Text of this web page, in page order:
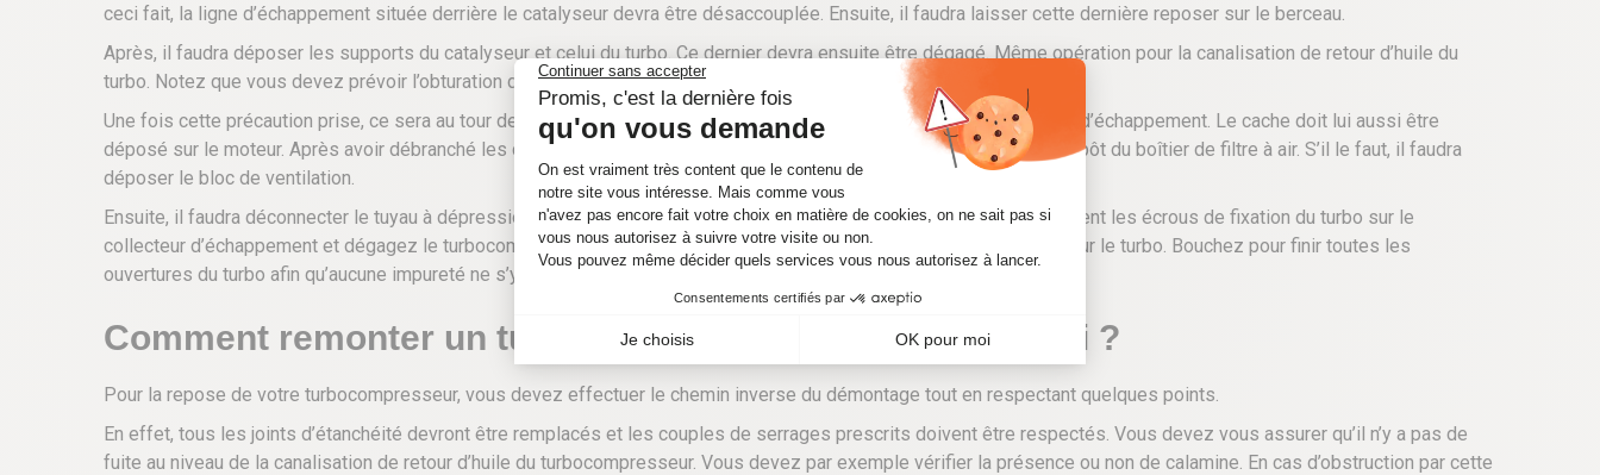
ceci fait, la ligne d’échappement située derrière le catalyseur devra être désaccouplée. Ensuite, il faudra laisser cette dernière reposer sur le berceau.
Après, il faudra déposer les supports du catalyseur et celui du turbo. Ce dernier devra ensuite être dégagé. Même opération pour la canalisation de retour d’huile du
turbo. Notez que vous devez prévoir l’obturation des ouvertures laissées libres et l’écoulement de l’huile.
Une fois cette précaution prise, ce sera au tour de l’écrou de fixation inférieur du turbo d’être déposé sur le collecteur d’échappement. Le cache doit lui aussi être
déposé sur le moteur. Après avoir débranché les conduits d’air ainsi que le connecteur du débitmètre, procédez au dépôt du boîtier de filtre à air. S’il le faut, il faudra
déposer le bloc de ventilation.
Ensuite, il faudra déconnecter le tuyau à dépression et la canalisation d’alimentation d’huile du turbo. Déposez également les écrous de fixation du turbo sur le
collecteur d’échappement et dégagez le turbocompresseur par le dessus. Même opération pour les 2 conduits d’air sur le turbo. Bouchez pour finir toutes les
ouvertures du turbo afin qu’aucune impureté ne s’y introduise.
Comment remonter un turbocompresseur sur un trafic dci ?
Pour la repose de votre turbocompresseur, vous devez effectuer le chemin inverse du démontage tout en respectant quelques points.
En effet, tous les joints d’étanchéité devront être remplacés et les couples de serrages prescrits doivent être respectés. Vous devez vous assurer qu’il n’y a pas de
fuite au niveau de la canalisation de retour d’huile du turbocompresseur. Vous devez par exemple vérifier la présence ou non de calamine. En cas d’obstruction par cette